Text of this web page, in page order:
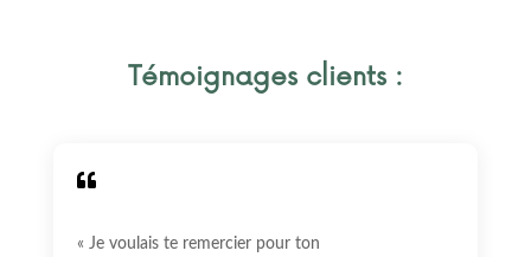
Témoignages clients :

« Je voulais te remercier pour ton